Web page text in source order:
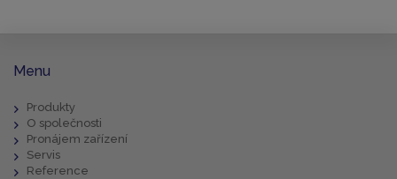
Menu
Produkty
O společnosti
Pronájem zařízení
Servis
Reference